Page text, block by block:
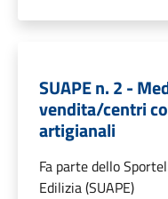
SUAPE n. 2 -
vendita/centri
artigianali
Fa parte dello
Edilizia (SUAPE)